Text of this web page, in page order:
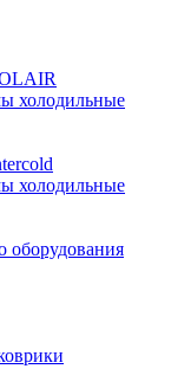
холодильные
холодильные
оборудования